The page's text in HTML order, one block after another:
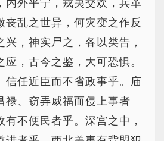
内外平宁，戎夷交欢，兵革
丧乱之世异，何灾变之作反
，神实尸之，各以类告，
，古今之鉴，大可恐惧。
信任近臣而不省政事乎。庙
禄、窃弄威福而侵上事者
不便民者乎。深宫之中，